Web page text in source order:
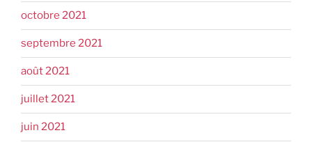
octobre 2021
septembre 2021
août 2021
juillet 2021
juin 2021